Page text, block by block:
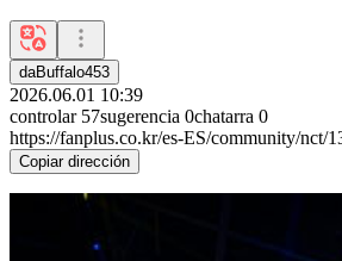
daBuffalo453
2026.06.01 10:39
controlar 57sugerencia 0chatarra 0
https://fanplus.co.kr/es-ES/community/nct/
Copiar dirección